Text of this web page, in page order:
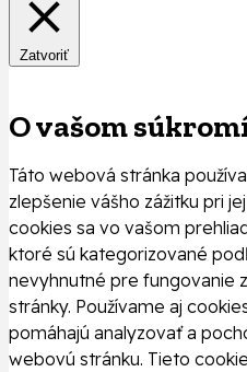
Zatvoriť
O vašom
Táto webová stránka
zlepšenie vášho zážitku pri
cookies sa vo vašom
ktoré sú kategorizované
nevyhnutné pre fungovanie
stránky. Používame aj
pomáhajú analyzovať a
webovú stránku. Tieto